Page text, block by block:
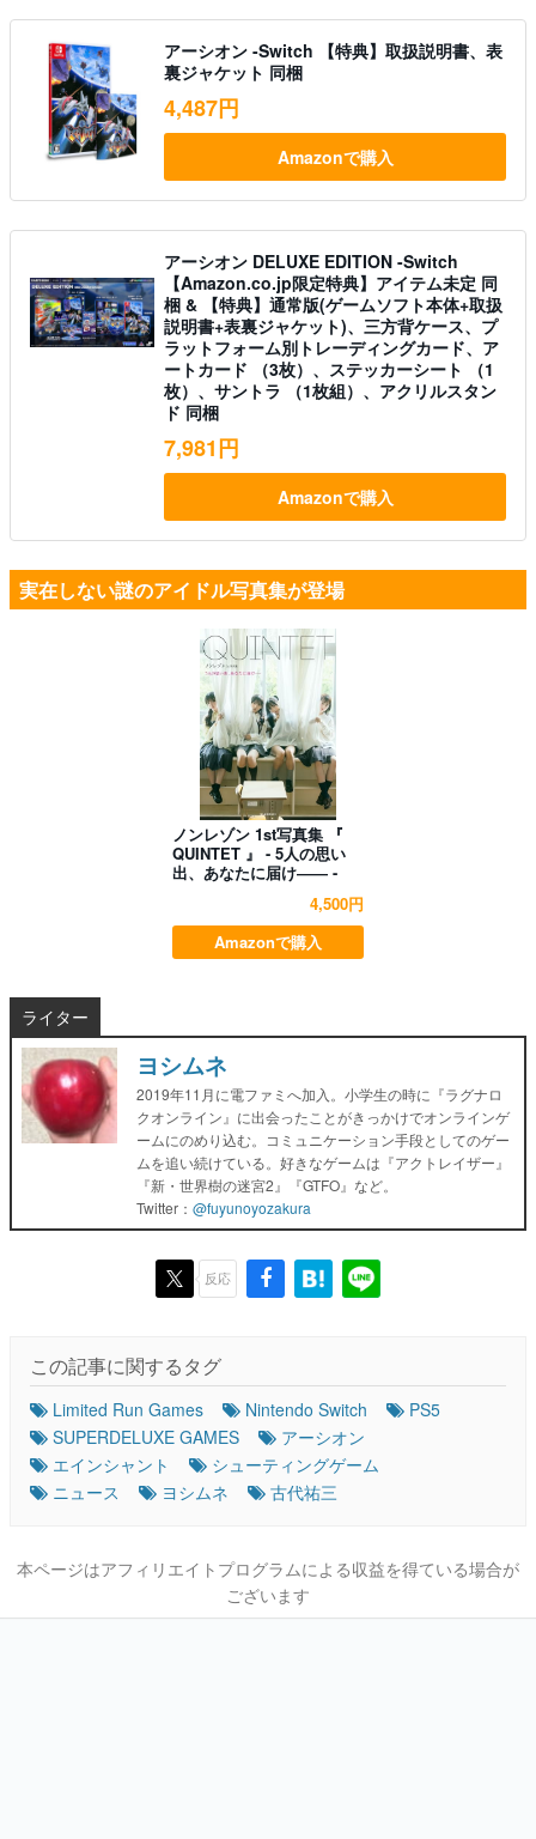
アーシオン -Switch 【特典】取扱説明書、表
裏ジャケット 同梱
4,487円
Amazonで購入
アーシオン DELUXE EDITION -Switch
【Amazon.co.jp限定特典】アイテム未定 同
梱 & 【特典】通常版(ゲームソフト本体+取扱
説明書+表裏ジャケット)、三方背ケース、プ
ラットフォーム別トレーディングカード、ア
ートカード （3枚）、ステッカーシート （1
枚）、サントラ （1枚組）、アクリルスタン
ド 同梱
7,981円
Amazonで購入
実在しない謎のアイドル写真集が登場
ノンレゾン 1st写真集 『
QUINTET 』 - 5人の思い
出、あなたに届け―― -
4,500円
Amazonで購入
ライター
ヨシムネ
2019年11月に電ファミへ加入。小学生の時に『ラグナロ
クオンライン』に出会ったことがきっかけでオンラインゲ
ームにのめり込む。コミュニケーション手段としてのゲー
ムを追い続けている。好きなゲームは『アクトレイザー』
『新・世界樹の迷宮2』『GTFO』など。
Twitter： @fuyunoyozakura
反応
この記事に関するタグ
Limited Run Games Nintendo Switch
PS5
SUPERDELUXE GAMES
アーシオン
エインシャント
シューティングゲーム
ニュース
ヨシムネ 古代祐三
本ページはアフィリエイトプログラムによる収益を得ている場合が
ございます